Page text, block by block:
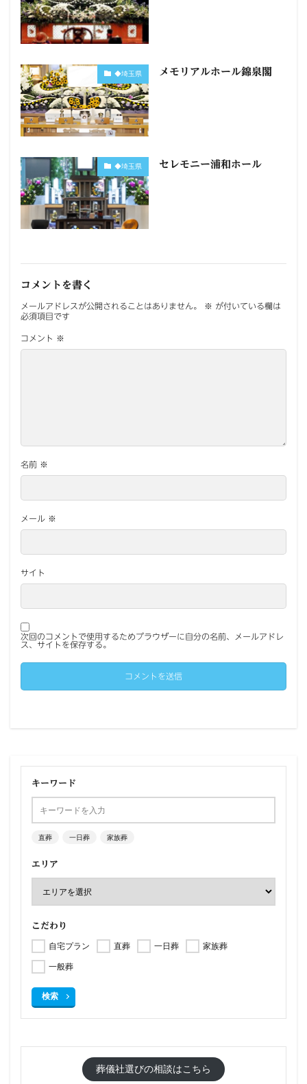
◆埼玉県 メモリアルホール錦泉閣
◆埼玉県 セレモニー浦和ホール
コメントを書く
メールアドレスが公開されることはありません。 ※ が付いている欄は
必須項目です
コメント ※
名前 ※
メール ※
サイト
次回のコメントで使用するためブラウザーに自分の名前、メールアドレ
ス、サイトを保存する。
キーワード
直葬 一日葬 家族葬
エリア
こだわり
自宅プラン 直葬 一日葬
家族葬
一般葬
検索
葬儀社選びの相談はこちら